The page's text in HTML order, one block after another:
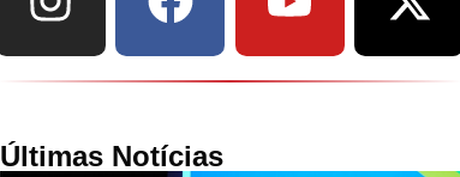
Últimas Notícias